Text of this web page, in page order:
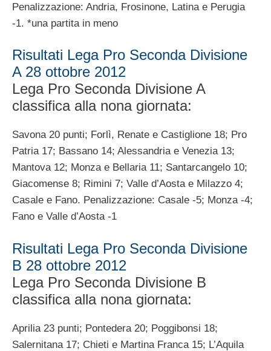
Penalizzazione: Andria, Frosinone, Latina e Perugia
-1. *una partita in meno
Risultati Lega Pro Seconda Divisione
A 28 ottobre 2012
Lega Pro Seconda Divisione A
classifica alla nona giornata:
Savona 20 punti; Forlì, Renate e Castiglione 18; Pro
Patria 17; Bassano 14; Alessandria e Venezia 13;
Mantova 12; Monza e Bellaria 11; Santarcangelo 10;
Giacomense 8; Rimini 7; Valle d’Aosta e Milazzo 4;
Casale e Fano. Penalizzazione: Casale -5; Monza -4;
Fano e Valle d’Aosta -1
Risultati Lega Pro Seconda Divisione
B 28 ottobre 2012
Lega Pro Seconda Divisione B
classifica alla nona giornata:
Aprilia 23 punti; Pontedera 20; Poggibonsi 18;
Salernitana 17; Chieti e Martina Franca 15; L’Aquila